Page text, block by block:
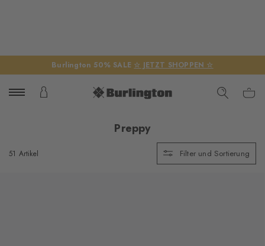
Burlington 50% SALE ☆ JETZT SHOPPEN ☆
Preppy
51 Artikel Filter und Sortierung